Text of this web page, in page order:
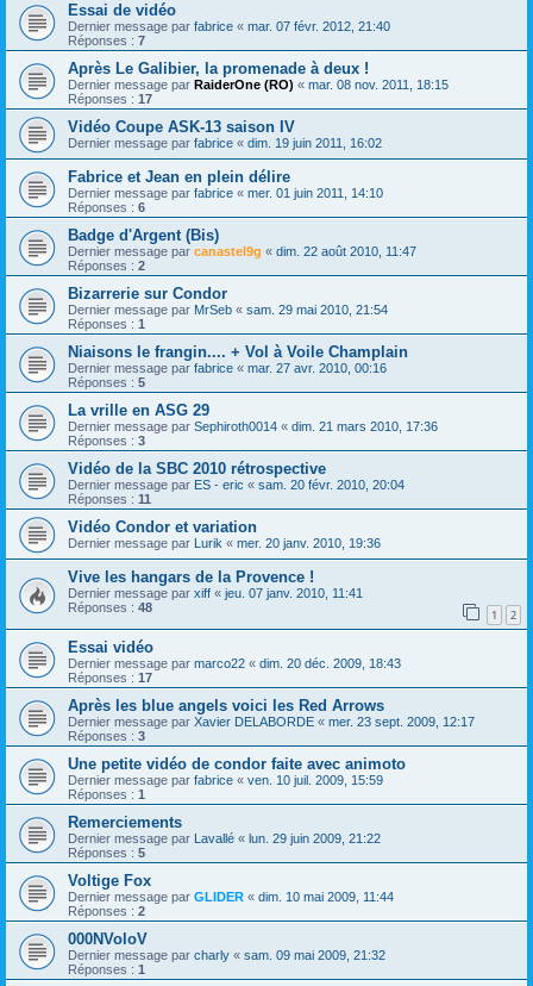
Essai de vidéo
Dernier message par fabrice « mar. 07 févr. 2012, 21:40
Réponses : 7
Après Le Galibier, la promenade à deux !
Dernier message par RaiderOne (RO) « mar. 08 nov. 2011, 18:15
Réponses : 17
Vidéo Coupe ASK-13 saison IV
Dernier message par fabrice « dim. 19 juin 2011, 16:02
Fabrice et Jean en plein délire
Dernier message par fabrice « mer. 01 juin 2011, 14:10
Réponses : 6
Badge d'Argent (Bis)
Dernier message par canastel9g « dim. 22 août 2010, 11:47
Réponses : 2
Bizarrerie sur Condor
Dernier message par MrSeb « sam. 29 mai 2010, 21:54
Réponses : 1
Niaisons le frangin.... + Vol à Voile Champlain
Dernier message par fabrice « mar. 27 avr. 2010, 00:16
Réponses : 5
La vrille en ASG 29
Dernier message par Sephiroth0014 « dim. 21 mars 2010, 17:36
Réponses : 3
Vidéo de la SBC 2010 rétrospective
Dernier message par ES - eric « sam. 20 févr. 2010, 20:04
Réponses : 11
Vidéo Condor et variation
Dernier message par Lurik « mer. 20 janv. 2010, 19:36
Vive les hangars de la Provence !
Dernier message par xiff « jeu. 07 janv. 2010, 11:41
Réponses : 48 1 2
Essai vidéo
Dernier message par marco22 « dim. 20 déc. 2009, 18:43
Réponses : 17
Après les blue angels voici les Red Arrows
Dernier message par Xavier DELABORDE « mer. 23 sept. 2009, 12:17
Réponses : 3
Une petite vidéo de condor faite avec animoto
Dernier message par fabrice « ven. 10 juil. 2009, 15:59
Réponses : 1
Remerciements
Dernier message par Lavallé « lun. 29 juin 2009, 21:22
Réponses : 5
Voltige Fox
Dernier message par GLIDER « dim. 10 mai 2009, 11:44
Réponses : 2
000NVoloV
Dernier message par charly « sam. 09 mai 2009, 21:32
Réponses : 1